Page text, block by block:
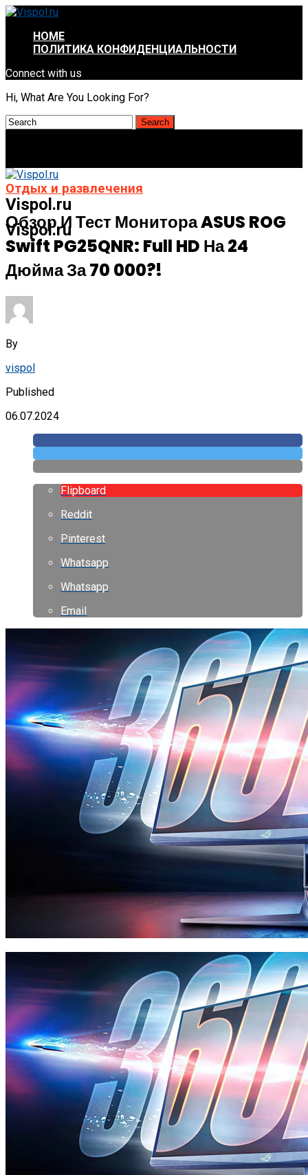
HOME
ПОЛИТИКА КОНФИДЕНЦИАЛЬНОСТИ
Connect with us
Hi, What Are You Looking For?
Vispol.ru
Vispol.ru
Отдых и развлечения
Обзор И Тест Монитора ASUS ROG
Swift PG25QNR: Full HD На 24
Дюйма За 70 000?!
By
vispol
Published
06.07.2024
Flipboard
Reddit
Pinterest
Whatsapp
Whatsapp
Email